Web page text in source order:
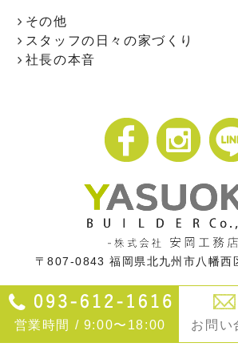
その他
スタッフの日々の家づくり
社長の本音
〒807-0843福岡県北九州市八幡
営業時間 / 9:00〜18:00 お問い